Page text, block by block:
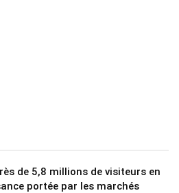
de 5,8 millions de visiteurs en
portée par les marchés